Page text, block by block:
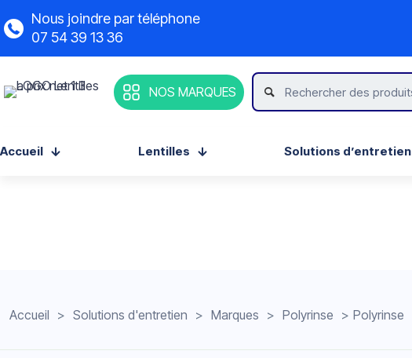
Nous joindre par téléphone
07 54 39 13 36
NOS MARQUES
Accueil Lentilles Solutions d’entretien
Accueil > Solutions d'entretien > Marques > Polyrinse > Polyrinse